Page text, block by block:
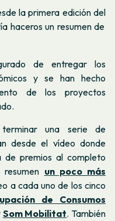
la primera edición del
haceros un resumen de
de entregar los
y se han hecho
de los proyectos
una serie de
desde el vídeo donde
premios al completo
un poco más
a cada uno de los cinco
de Consumos
Som Mobilitat. También